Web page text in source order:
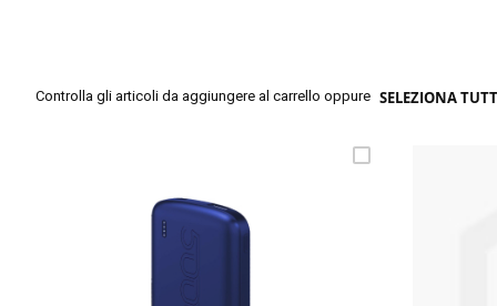
Controlla gli articoli da aggiungere al carrello oppure SELEZIONA